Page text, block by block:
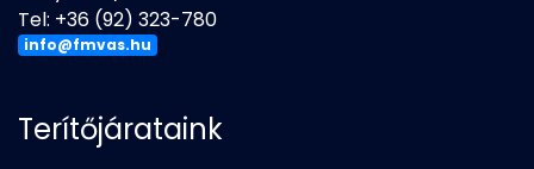
Tel: +36 (92) 323-780
info@fmvas.hu
Terítőjárataink